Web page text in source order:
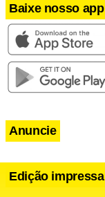
Baixe nosso app
Anuncie
Edição impressa